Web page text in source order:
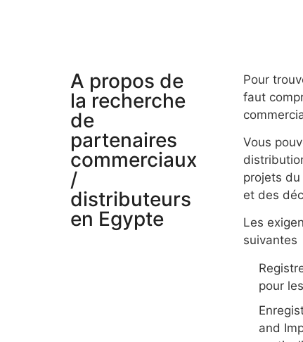
A propos de
la recherche
de
partenaires
commerciaux
/
distributeurs
en Egypte
Pour
faut
Vous
projets
et des
Les
suivantes
pour
and